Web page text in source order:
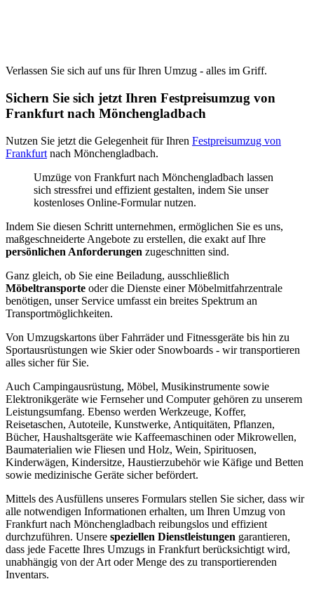
Verlassen Sie sich auf uns für Ihren Umzug - alles im Griff.
Sichern Sie sich jetzt Ihren Festpreisumzug von
Frankfurt nach Mönchengladbach
Nutzen Sie jetzt die Gelegenheit für Ihren Festpreisumzug von
Frankfurt nach Mönchengladbach.
Umzüge von Frankfurt nach Mönchengladbach lassen
sich stressfrei und effizient gestalten, indem Sie unser
kostenloses Online-Formular nutzen.
Indem Sie diesen Schritt unternehmen, ermöglichen Sie es uns,
maßgeschneiderte Angebote zu erstellen, die exakt auf Ihre
persönlichen Anforderungen zugeschnitten sind.
Ganz gleich, ob Sie eine Beiladung, ausschließlich
Möbeltransporte oder die Dienste einer Möbelmitfahrzentrale
benötigen, unser Service umfasst ein breites Spektrum an
Transportmöglichkeiten.
Von Umzugskartons über Fahrräder und Fitnessgeräte bis hin zu
Sportausrüstungen wie Skier oder Snowboards - wir transportieren
alles sicher für Sie.
Auch Campingausrüstung, Möbel, Musikinstrumente sowie
Elektronikgeräte wie Fernseher und Computer gehören zu unserem
Leistungsumfang. Ebenso werden Werkzeuge, Koffer,
Reisetaschen, Autoteile, Kunstwerke, Antiquitäten, Pflanzen,
Bücher, Haushaltsgeräte wie Kaffeemaschinen oder Mikrowellen,
Baumaterialien wie Fliesen und Holz, Wein, Spirituosen,
Kinderwägen, Kindersitze, Haustierzubehör wie Käfige und Betten
sowie medizinische Geräte sicher befördert.
Mittels des Ausfüllens unseres Formulars stellen Sie sicher, dass wir
alle notwendigen Informationen erhalten, um Ihren Umzug von
Frankfurt nach Mönchengladbach reibungslos und effizient
durchzuführen. Unsere speziellen Dienstleistungen garantieren,
dass jede Facette Ihres Umzugs in Frankfurt berücksichtigt wird,
unabhängig von der Art oder Menge des zu transportierenden
Inventars.